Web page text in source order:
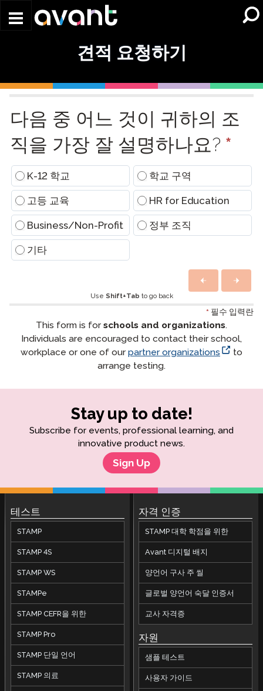
견적 요청하기
a
Quote
(Conversational)
다음 중 어느 것이 귀하의 조
직을 가장 잘 설명하나요? *
K-12 학교 학교 구역
고등 교육 HR for Education
Business/Non-Profit 정부 조직
기타
Use Shift+Tab to go back
* 필수 입력란
This form is for schools and organizations.
Individuals are encouraged to contact their school,
workplace or one of our partner organizations
to
arrange testing.
Stay up to date!
Subscribe for events, professional learning, and
innovative product news.
Sign Up
테스트
STAMP
STAMP 4S
STAMP WS
STAMPe
STAMP CEFR을 위한
STAMP Pro
STAMP 단일 언어
STAMP 의료
자격 인증
STAMP 대학 학점을 위한
Avant 디지털 배지
양언어 구사 주 씰
글로벌 양언어 숙달 인증서
교사 자격증
자원
샘플 테스트
사용자 가이드